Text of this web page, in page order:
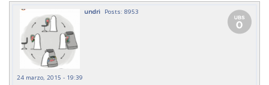
undri Posts: 8953
24 marzo, 2015 - 19:39